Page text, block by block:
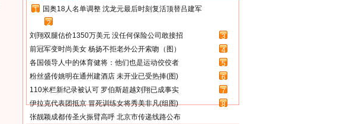
1
国奥18人名单调整 沈龙元最后时刻复活顶替吕建军
2
刘翔双腿估价1350万美元 没任何保险公司敢接招
3
前冠军变时尚美女 杨扬不拒老外公开索吻（图）
4
各国领导人中的体育健将：他们也是运动佼佼者
5
粉丝盛传姚明在通州建酒店 未开业已受热捧(图)
6
110米栏新纪录被认可 罗伯斯超越刘翔已成事实
7
伊拉克代表团抵京 冒死训练女将秀美非凡(组图)
8
张靓颖成都传圣火振臂高呼 北京市传递线路公布